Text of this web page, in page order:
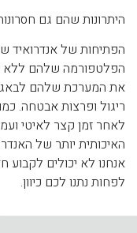
היתרונות שהם גם
הפתיחות של אנדרואיד
הפלטפורמה שלהם ללא
את המערכת שלהם לבאגים
ריגול ופרצות אבטחה.
לאחר זמן קצר לאיטי
האיכותית יותר של
אנחנו לא יכולים
לפחות נתנו לכם כיוון.